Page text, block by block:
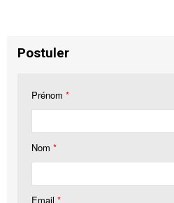
Postuler
Prénom *
Nom *
Email *